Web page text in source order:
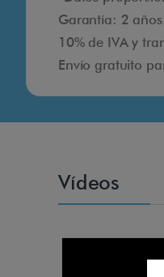
Garantía: 2 años
10% de IVA y
Envío gratuito
Vídeos